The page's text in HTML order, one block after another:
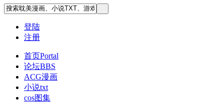
登陆
注册
首页Portal
论坛BBS
ACG漫画
小说txt
cos图集